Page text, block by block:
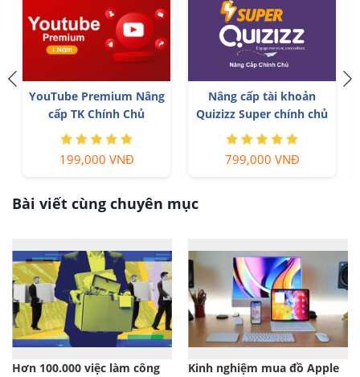
YouTube Premium Nâng
cấp TK Chính Chủ
199,000 VNĐ
Nâng cấp tài khoản
Quizizz Super chính chủ
799,000 VNĐ
Bài viết cùng chuyên mục
Hơn 100.000 việc làm công
Kinh nghiệm mua đồ Apple